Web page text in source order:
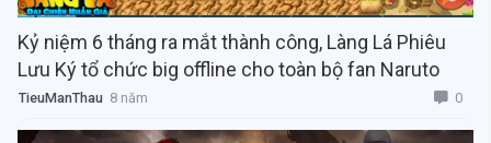
Kỷ niệm 6 tháng ra mắt thành công, Làng Lá Phiêu
Lưu Ký tổ chức big offline cho toàn bộ fan Naruto
TieuManThau 8 năm 0